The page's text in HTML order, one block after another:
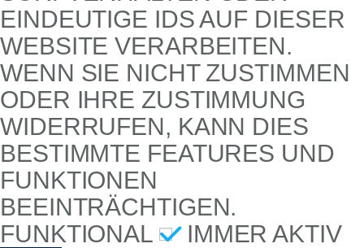
EINDEUTIGE IDS AUF DIESER
WEBSITE VERARBEITEN.
WENN SIE NICHT ZUSTIMMEN
ODER IHRE ZUSTIMMUNG
WIDERRUFEN, KANN DIES
BESTIMMTE FEATURES UND
FUNKTIONEN
BEEINTRÄCHTIGEN.
FUNKTIONAL
IMMER AKTIV